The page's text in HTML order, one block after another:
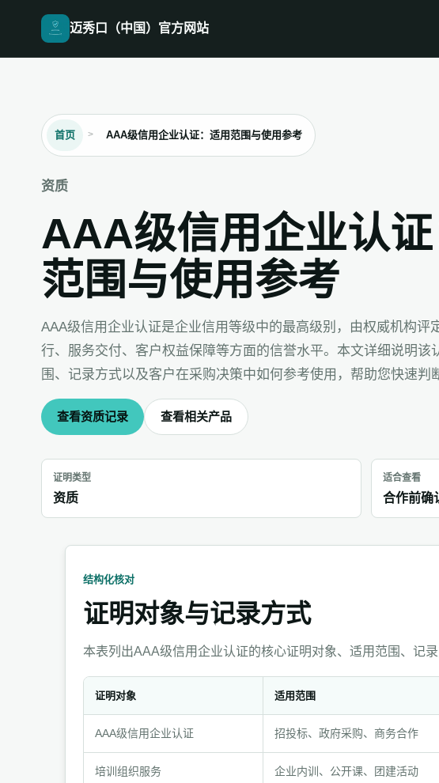
迈秀口（中国）官方网站
首页 AAA级信用企业认证：适用范围与使用参考
资质
AAA级信用企业认证
范围与使用参考
AAA级信用企业认证是企业信用等级中的最高级别，由权威机构评
行、服务交付、客户权益保障等方面的信誉水平。本文详细说明该
围、记录方式以及客户在采购决策中如何参考使用，帮助您快速判
查看资质记录 查看相关产品
证明类型
资质
适合查看
合作前确
结构化核对
证明对象与记录方式
本表列出AAA级信用企业认证的核心证明对象、适用范围、记
对
证明对象 适用范围
AAA级信用企业认证 招投标、政府采购、商务合作
培训组织服务 企业内训、公开课、团建活动